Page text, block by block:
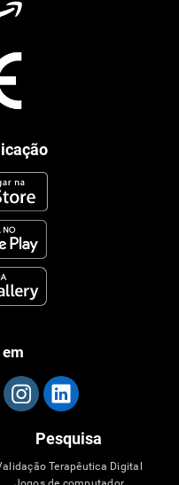
Pesquisa
Terapêutica Digital